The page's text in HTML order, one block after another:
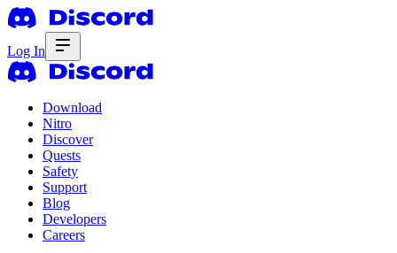
Log In
Download
Nitro
Discover
Quests
Safety
Support
Blog
Developers
Careers